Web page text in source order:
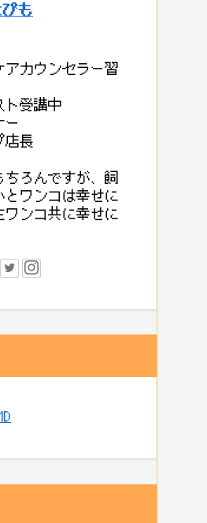
も
カウンセラー習
ト受講中
ー
店長
ろんですが、飼
とワンコは幸せに
ンコ共に幸せに